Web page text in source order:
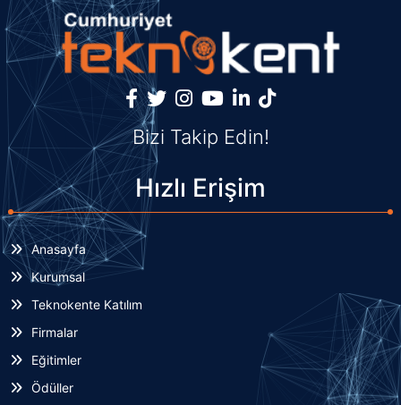
Bizi Takip Edin!
Hızlı Erişim
Anasayfa
Kurumsal
Teknokente Katılım
Firmalar
Eğitimler
Ödüller